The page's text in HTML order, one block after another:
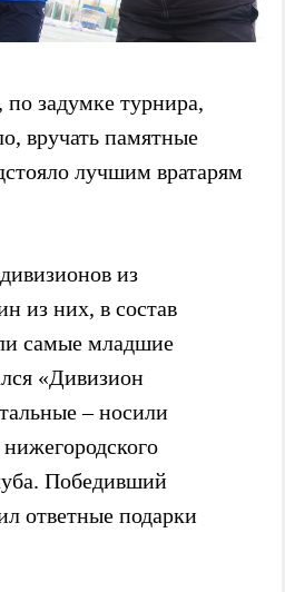
задумке турнира,
вручать памятные
лучшим вратарям
из
из них, в состав
самые младшие
«Дивизион
– носили
Победивший
ответные подарки